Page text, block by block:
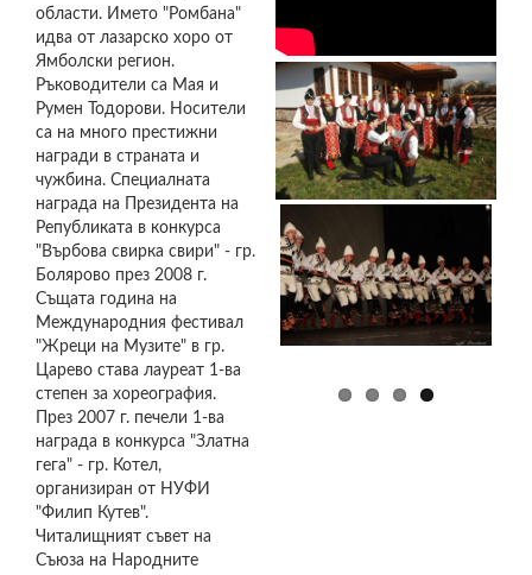
области. Името "Ромбана"
идва от лазарско хоро от
Ямболски регион.
Ръководители са Мая и
Румен Тодорови. Носители
са на много престижни
награди в страната и
чужбина. Специалната
награда на Президента на
Републиката в конкурса
"Върбова свирка свири" - гр.
Болярово през 2008 г.
Същата година на
Международния фестивал
"Жреци на Музите" в гр.
Царево става лауреат 1-ва
степен за хореография.
През 2007 г. печели 1-ва
награда в конкурса "Златна
гега" - гр. Котел,
организиран от НУФИ
"Филип Кутев".
Читалищният съвет на
Съюза на Народните
(100).JPG
(2).JPG
(2).JPG